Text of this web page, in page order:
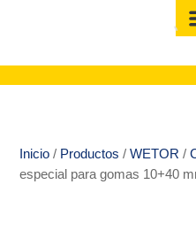
Inicio / Productos / WETOR /
especial para gomas 10+40